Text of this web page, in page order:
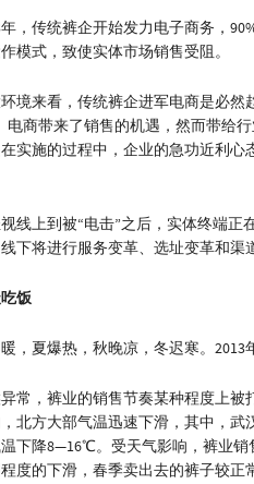
年，传统裤企开始发力电子商务，
模式，致使实体市场销售受阻。
境来看，传统裤企进军电商是必然
电商带来了销售的机遇，然而带给
实施的过程中，企业的急功近利
线上到被“电击”之后，实体终端正
下将进行服务变革、选址变革和渠
饭
，夏爆热，秋晚凉，冬迟寒。2013
常，裤业的销售节奏某种程度上被
北方大部气温迅速下滑，其中，
下降8—16℃。受天气影响，裤业销
度的下滑，春季卖出去的裤子较